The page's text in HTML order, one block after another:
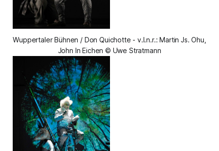
Wuppertaler Bühnen / Don Quichotte - v.l.n.r.: Martin Js. Ohu,
John In Eichen © Uwe Stratmann